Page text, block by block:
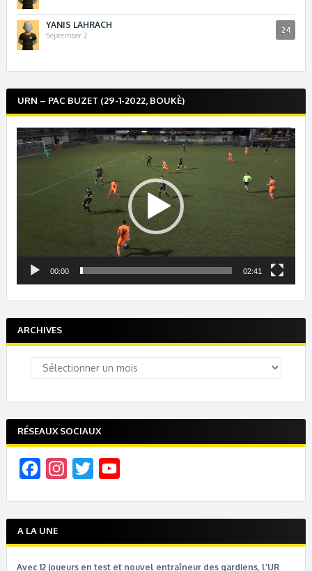
YANIS LAHRACH 24
September 2
URN – PAC BUZET (29-1-2022, BOUKÈ)
Lecteur
vidéo
00:00 02:41
ARCHIVES
Archives
RÉSEAUX SOCIAUX
e
A LA UNE
Avec 12 joueurs en test et nouvel entraîneur des gardiens, l’UR